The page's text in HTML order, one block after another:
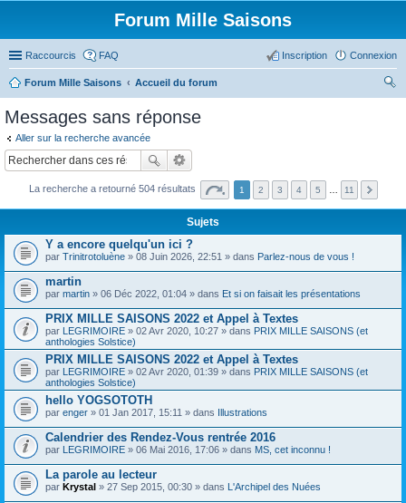
Forum Mille Saisons
Raccourcis FAQ Connexion
Inscription
Forum Mille Saisons
Accueil du forum
Messages sans réponse
Aller sur la recherche avancée
La recherche a retourné 504 résultats 1 2 3 4 5 11
Sujets
Y a encore quelqu'un ici ?
par Trinitrotoluène » 08 Juin 2026, 22:51 » dans Parlez-nous de vous !
martin
par martin » 06 Déc 2022, 01:04 » dans Et si on faisait les présentations
PRIX MILLE SAISONS 2022 et Appel à Textes
par LEGRIMOIRE » 02 Avr 2020, 10:27 » dans PRIX MILLE SAISONS (et
anthologies Solstice)
PRIX MILLE SAISONS 2022 et Appel à Textes
par LEGRIMOIRE » 02 Avr 2020, 01:39 » dans PRIX MILLE SAISONS (et
anthologies Solstice)
hello YOGSOTOTH
par enger » 01 Jan 2017, 15:11 » dans Illustrations
Calendrier des Rendez-Vous rentrée 2016
par LEGRIMOIRE » 06 Mai 2016, 17:06 » dans MS, cet inconnu !
La parole au lecteur
par Krystal » 27 Sep 2015, 00:30 » dans L'Archipel des Nuées